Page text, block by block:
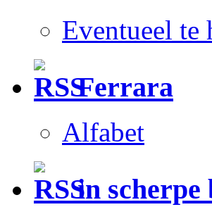
Eventueel te
Ferrara
Alfabet
in scherpe